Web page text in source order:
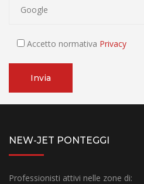
Accetto normativa Privacy
NEW-JET PONTEGGI
Professionisti attivi nelle zone di: